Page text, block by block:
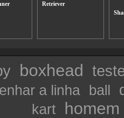
Retriever
boxhead
a linha ball
kart